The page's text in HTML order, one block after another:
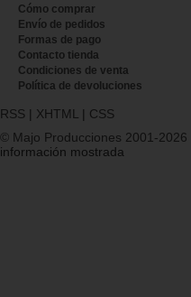
Cómo comprar
Envío de pedidos
Formas de pago
Contacto tienda
Condiciones de venta
Política de devoluciones
RSS | XHTML | CSS
© Majo Producciones 2001-2026
información mostrada